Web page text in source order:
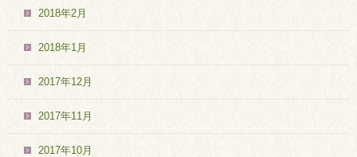
2018年2月
2018年1月
2017年12月
2017年11月
2017年10月